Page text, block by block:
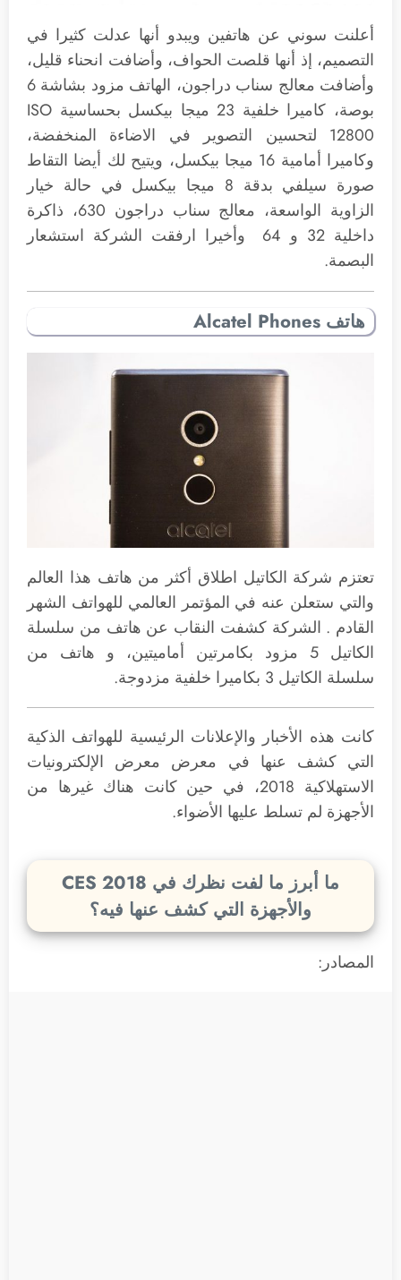
أعلنت سوني عن هاتفين ويبدو أنها عدلت كثيرا في
التصميم، إذ أنها قلصت الحواف، وأضافت انحناء قليل،
وأضافت معالج سناب دراجون، الهاتف مزود بشاشة 6
بوصة، كاميرا خلفية 23 ميجا بيكسل بحساسية ISO
12800 لتحسين التصوير في الاضاءة المنخفضة،
وكاميرا أمامية 16 ميجا بيكسل، ويتيح لك أيضا التقاط
صورة سيلفي بدقة 8 ميجا بيكسل في حالة خيار
الزاوية الواسعة، معالج سناب دراجون 630، ذاكرة
داخلية 32 و 64 وأخيرا ارفقت الشركة استشعار
البصمة.
هاتف Alcatel Phones
تعتزم شركة الكاتيل اطلاق أكثر من هاتف هذا العالم
والتي ستعلن عنه في المؤتمر العالمي للهواتف الشهر
القادم . الشركة كشفت النقاب عن هاتف من سلسلة
الكاتيل 5 مزود بكامرتين أماميتين، و هاتف من
سلسلة الكاتيل 3 بكاميرا خلفية مزدوجة.
كانت هذه الأخبار والإعلانات الرئيسية للهواتف الذكية
التي كشف عنها في معرض معرض الإلكترونيات
الاستهلاكية 2018، في حين كانت هناك غيرها من
الأجهزة لم تسلط عليها الأضواء.
ما أبرز ما لفت نظرك في CES 2018
والأجهزة التي كشف عنها فيه؟
المصادر: